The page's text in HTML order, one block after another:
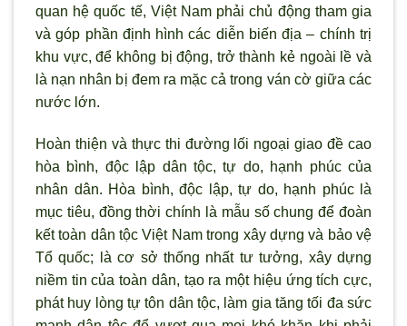
quan hệ quốc tế, Việt Nam phải chủ động tham gia
và góp phần định hình các diễn biến địa – chính trị
khu vực, để không bị động, trở thành kẻ ngoài lề và
là nạn nhân bị đem ra mặc cả trong ván cờ giữa các
nước lớn.
Hoàn thiện và thực thi đường lối ngoại giao đề cao
hòa bình, độc lập dân tộc, tự do, hạnh phúc của
nhân dân. Hòa bình, độc lập, tự do, hạnh phúc là
mục tiêu, đồng thời chính là mẫu số chung để đoàn
kết toàn dân tộc Việt Nam trong xây dựng và bảo vệ
Tổ quốc; là cơ sở thống nhất tư tưởng, xây dựng
niềm tin của toàn dân, tạo ra một hiệu ứng tích cực,
phát huy l òng tự tôn dân tộc, làm gia tăng tối đa sức